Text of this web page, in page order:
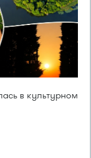
в культурном